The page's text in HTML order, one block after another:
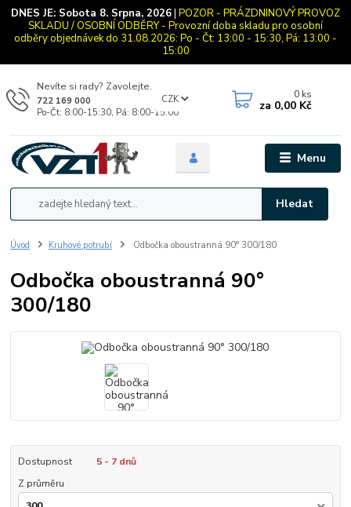
DNES JE: Sobota 8. Srpna, 2026| POZOR - PRÁZDNINOVÝ PROVOZ
SKLADU / OSOBNÍ ODBĚRY - Provozní doba skladu pro osobní
odběry objednávek do 31.08.2026: Po - Čt: 13:00 - 15:30, Pá: 13:00 -
15:00
Menu
CZK
Hledat
Nevíte si rady? Zavolejte.
722 169 000
Po-Čt: 8:00-15:30, Pá: 8:00-15:00
0 ks
za 0,00 Kč
Úvod Kruhové potrubí Odbočka oboustranná 90° 300/180
Odbočka oboustranná 90°
300/180
Dostupnost
5 - 7 dnů
Z průměru